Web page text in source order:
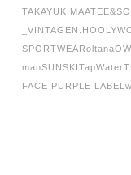
TAKAYUKI
_VINTAGE
SPORTWEARoltana
manSUNSKITapWater
FACE PURPLE LABEL